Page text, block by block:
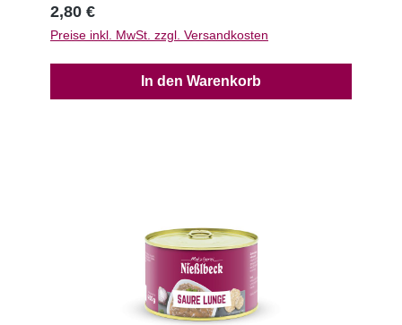
2,80 €
Preise inkl. MwSt. zzgl. Versandkosten
In den Warenkorb